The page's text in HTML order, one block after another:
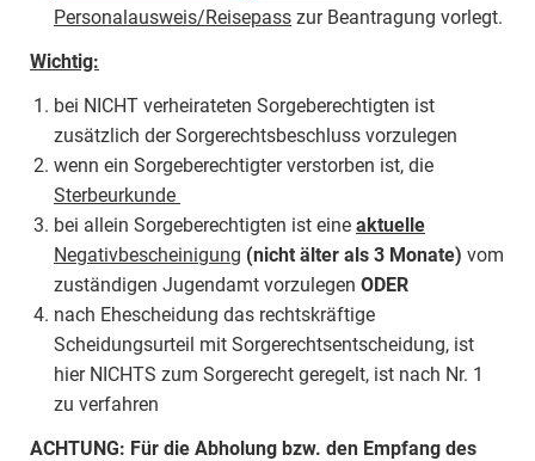
Personalausweis/Reisepass zur Beantragung vorlegt.
Wichtig:
bei NICHT verheirateten Sorgeberechtigten ist
zusätzlich der Sorgerechtsbeschluss vorzulegen
wenn ein Sorgeberechtigter verstorben ist, die
Sterbeurkunde
bei allein Sorgeberechtigten ist eine aktuelle
Negativbescheinigung (nicht älter als 3 Monate) vom
zuständigen Jugendamt vorzulegen ODER
nach Ehescheidung das rechtskräftige
Scheidungsurteil mit Sorgerechtsentscheidung, ist
hier NICHTS zum Sorgerecht geregelt, ist nach Nr. 1
zu verfahren
ACHTUNG: Für die Abholung bzw. den Empfang des